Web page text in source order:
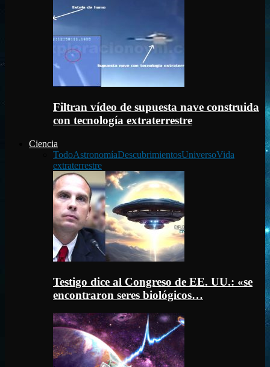
Filtran vídeo de supuesta nave construida
con tecnología extraterrestre
Ciencia
TodoAstronomíaDescubrimientosUniversoVida
extraterrestre
Testigo dice al Congreso de EE. UU.: «se
encontraron seres biológicos…